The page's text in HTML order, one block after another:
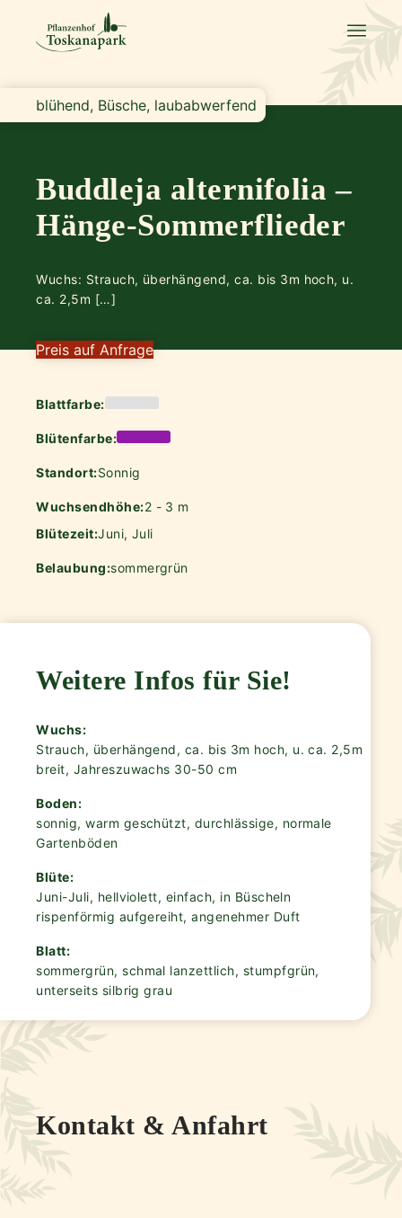
blühend, Büsche, laubabwerfend
Buddleja alternifolia –
Hänge-Sommerflieder
Wuchs: Strauch, überhängend, ca. bis 3m hoch, u.
ca. 2,5m […]
Preis auf Anfrage
Blattfarbe:
Blütenfarbe:
Standort:Sonnig
Wuchsendhöhe:2 - 3 m
Blütezeit:Juni, Juli
Belaubung:sommergrün
Weitere Infos für Sie!
Wuchs:
Strauch, überhängend, ca. bis 3m hoch, u. ca. 2,5m
breit, Jahreszuwachs 30-50 cm
Boden:
sonnig, warm geschützt, durchlässige, normale
Gartenböden
Blüte:
Juni-Juli, hellviolett, einfach, in Büscheln
rispenförmig aufgereiht, angenehmer Duft
Blatt:
sommergrün, schmal lanzettlich, stumpfgrün,
unterseits silbrig grau
Kontakt & Anfahrt